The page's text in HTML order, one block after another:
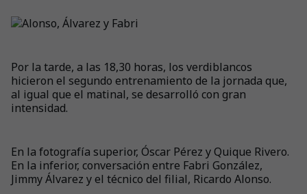
Por la tarde, a las 18,30 horas, los verdiblancos
hicieron el segundo entrenamiento de la jornada que,
al igual que el matinal, se desarrolló con gran
intensidad.
En la fotografía superior, Óscar Pérez y Quique Rivero.
En la inferior, conversación entre Fabri González,
Jimmy Álvarez y el técnico del filial, Ricardo Alonso.